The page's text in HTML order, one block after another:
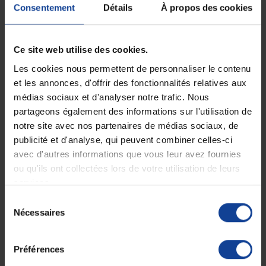
Consentement Détails À propos des cookies
Ce site web utilise des cookies.
Les cookies nous permettent de personnaliser le contenu
et les annonces, d'offrir des fonctionnalités relatives aux
médias sociaux et d'analyser notre trafic. Nous
partageons également des informations sur l'utilisation de
notre site avec nos partenaires de médias sociaux, de
publicité et d'analyse, qui peuvent combiner celles-ci
avec d'autres informations que vous leur avez fournies
ou qu'ils ont collectées lors de votre utilisation de leurs
services.
Nécessaires
Préférences
Longues en Interlock...
51,80 €
Longues en Interlock...
53,90 €
Longues en Interlock...
53,90 €
Grenouillère Manches
Longues en Interlock...